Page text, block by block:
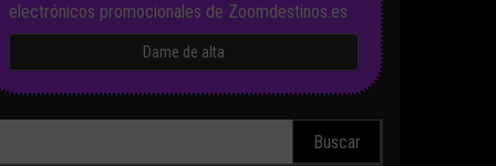
electrónicos promocionales de Zoomdestinos.es